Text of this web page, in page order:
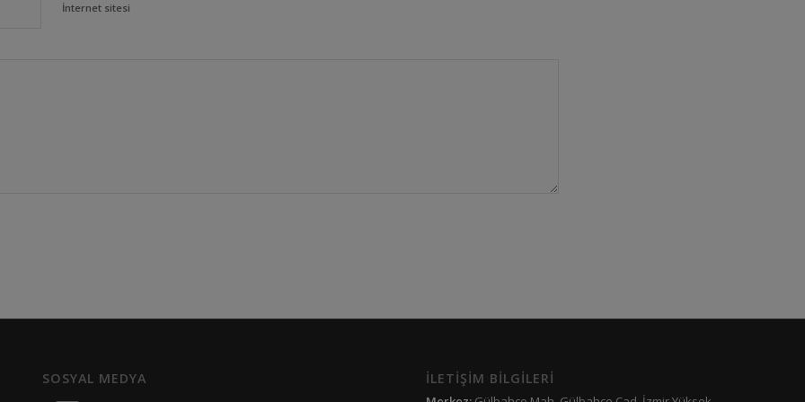
İnternet sitesi
SOSYAL MEDYA İLETİŞİM BİLGİLERİ